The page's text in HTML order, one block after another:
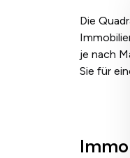
Die
je nach
Sie für